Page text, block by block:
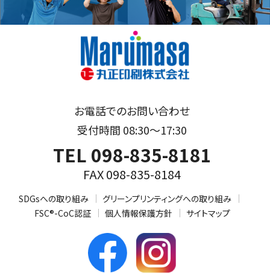
お電話でのお問い合わせ
受付時間 08:30～17:30
TEL 098-835-8181
FAX 098-835-8184
SDGsへの取り組み
グリーンプリンティングへの取り組み
FSC®-CoC認証
個人情報保護方針 サイトマップ